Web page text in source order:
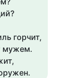
горчит,
мужем.